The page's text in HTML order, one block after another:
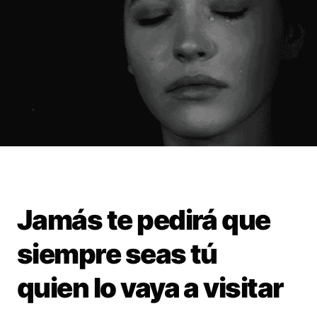
Jamás te pedirá que
siempre seas tú
quien lo vaya a visitar